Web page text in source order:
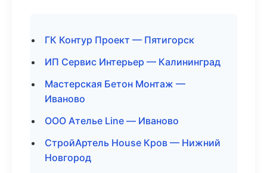
ГК Контур Проект — Пятигорск
ИП Сервис Интерьер — Калининград
Мастерская Бетон Монтаж —
Иваново
ООО Ателье Line — Иваново
СтройАртель House Кров — Нижний
Новгород